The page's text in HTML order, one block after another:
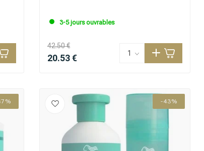
3-5 jours ouvrables
42.50 €
20.53 €
-43%